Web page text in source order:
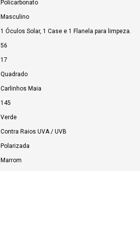
Policarbonato
Masculino
1 Óculos Solar, 1 Case e 1 Flanela para limpeza.
56
17
Quadrado
Carlinhos Maia
145
Verde
Contra Raios UVA / UVB
Polarizada
Marrom